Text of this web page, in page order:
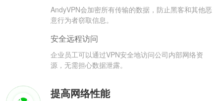
AndyVPN会加密所有传输的数据，防止黑客和其他恶
意行为者窃取信息。
安全远程访问
企业员工可以通过VPN安全地访问公司内部网络资
源，无需担心数据泄露。
提高网络性能